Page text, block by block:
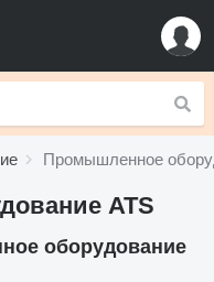
Промышленное
ATS
оборудование